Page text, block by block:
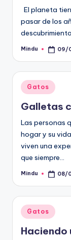
El planeta
pasar de los
Publicado
Mindu 09/
Publicado
en
Gatos
Galletas
Las personas
hogar y su
viven una
que siempre…
Publicado
Mindu 08/
Publicado
en
Gatos
Haciendo